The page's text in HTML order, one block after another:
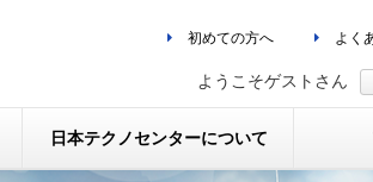
初めての方へ よく
ようこそゲストさん
日本テクノセンターについて